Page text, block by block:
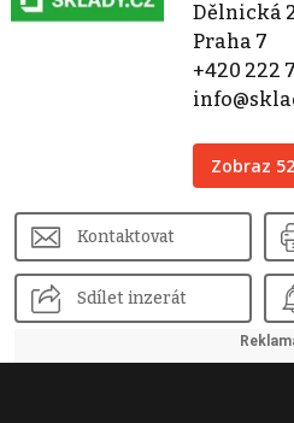
Dělnická
Praha 7
+420 222
Zobraz
Kontaktovat
Sdílet inzerát